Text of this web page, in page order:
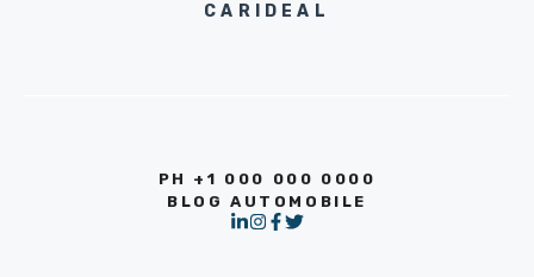
CARIDEAL
PH +1 000 000 0000
BLOG AUTOMOBILE